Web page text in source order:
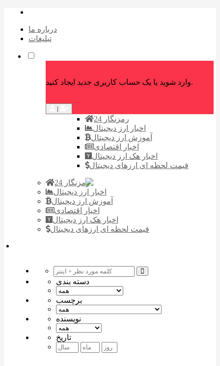
درباره ما
تبلیغات
وارد شوید یا یک حساب کاربری جدید ایجاد کنید.
|
رمزنگار 24
اخبار ارز دیجیتال
آموزش ارز دیجیتال
اخبار اقتصادی
اخبار هک ارز دیجیتال
قیمت لحظه ای ارزهای دیجیتال
رمزنگار 24
اخبار ارز دیجیتال
آموزش ارز دیجیتال
اخبار اقتصادی
اخبار هک ارز دیجیتال
قیمت لحظه ای ارزهای دیجیتال
دسته بندی
برچسب
نویسنده
تاریخ